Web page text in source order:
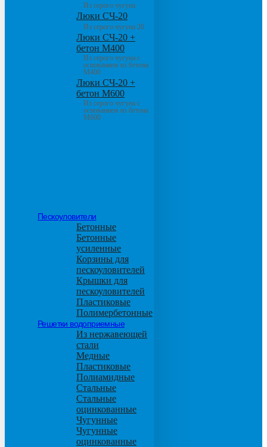
Из серого чугуна
Люки СЧ-20
Из серого чугуна 20
Люки СЧ-20 +
бетон М400
Из серого чугуна с
основанием из бетона
М400
Люки СЧ-20 +
бетон М600
Из серого чугуна с
основанием из бетона
М600
Пескоуловители
Бетонные
Бетонные
усиленные
Корзины для
пескоуловителей
Крышки для
пескоуловителей
Пластиковые
Полимербетонные
Решетки водоприемные
Из нержавеющей
стали
Медные
Пластиковые
Полиамидные
Стальные
Стальные
оцинкованные
Чугунные
Чугунные
оцинкованные